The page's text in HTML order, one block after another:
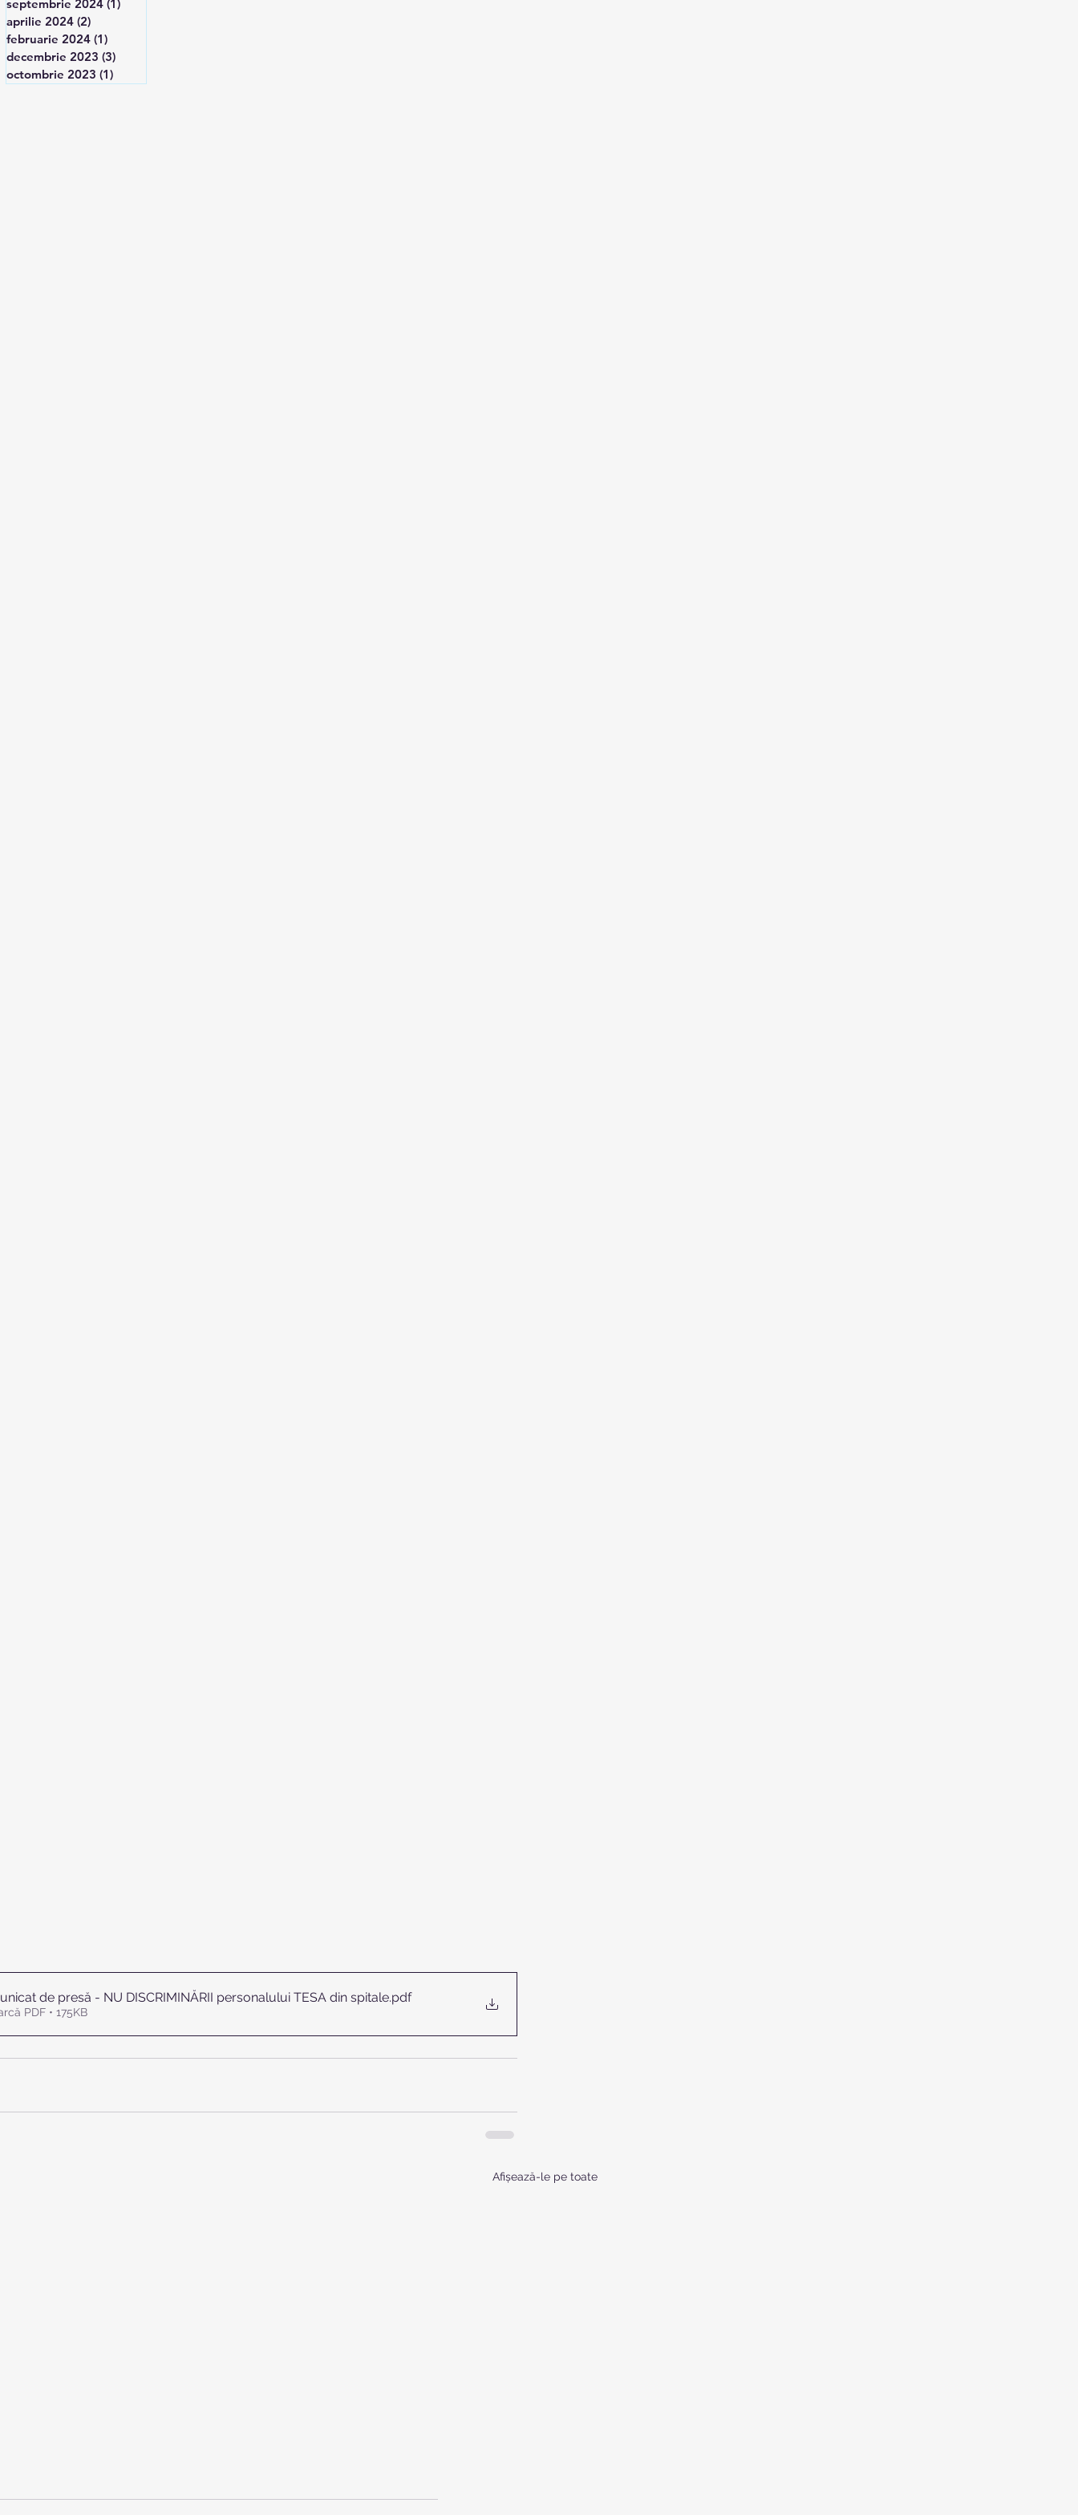
de presă - NU DISCRIMINĂRII personalului TESA din spitale.pdf
PDF • 175KB
Afișează-le pe toate
septembrie 2024 (1)
aprilie 2024 (2)
februarie 2024 (1)
decembrie 2023 (3)
octombrie 2023 (1)